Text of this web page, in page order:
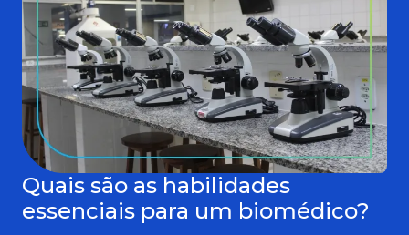
Quais são as habilidades
essenciais para um biomédico?